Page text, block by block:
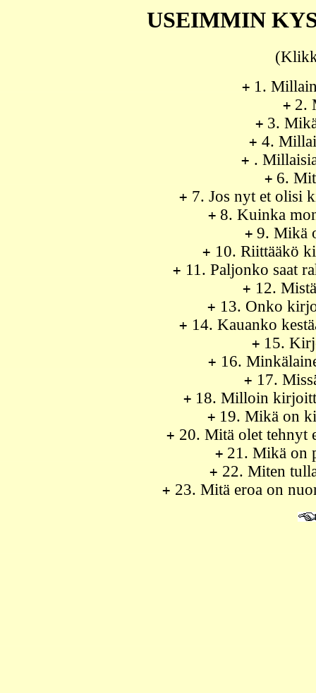
USEIMMIN
+ 1.
+ 2.
+ 3.
+ 4.
+ .
+ 6.
+ 7. Jos nyt et olisi
+ 8. Kuinka
+ 9. Mikä
+ 10. Riittääkö
+ 11. Paljonko saat
+ 12.
+ 13. Onko
+ 14. Kauanko
+ 15.
+ 16.
+ 17.
+ 18. Milloin
+ 19. Mikä on
+ 20. Mitä olet tehnyt
+ 21. Mikä on
+ 22. Miten
+ 23. Mitä eroa on